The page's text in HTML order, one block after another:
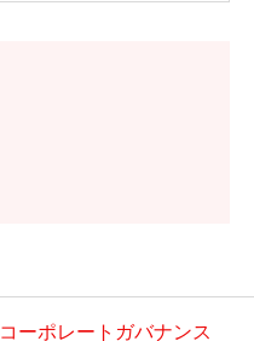
コーポレートガバナンス